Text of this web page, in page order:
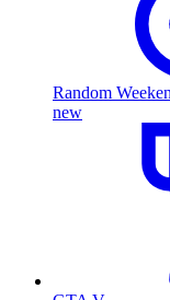
Random
new